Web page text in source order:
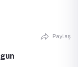
Paylaş